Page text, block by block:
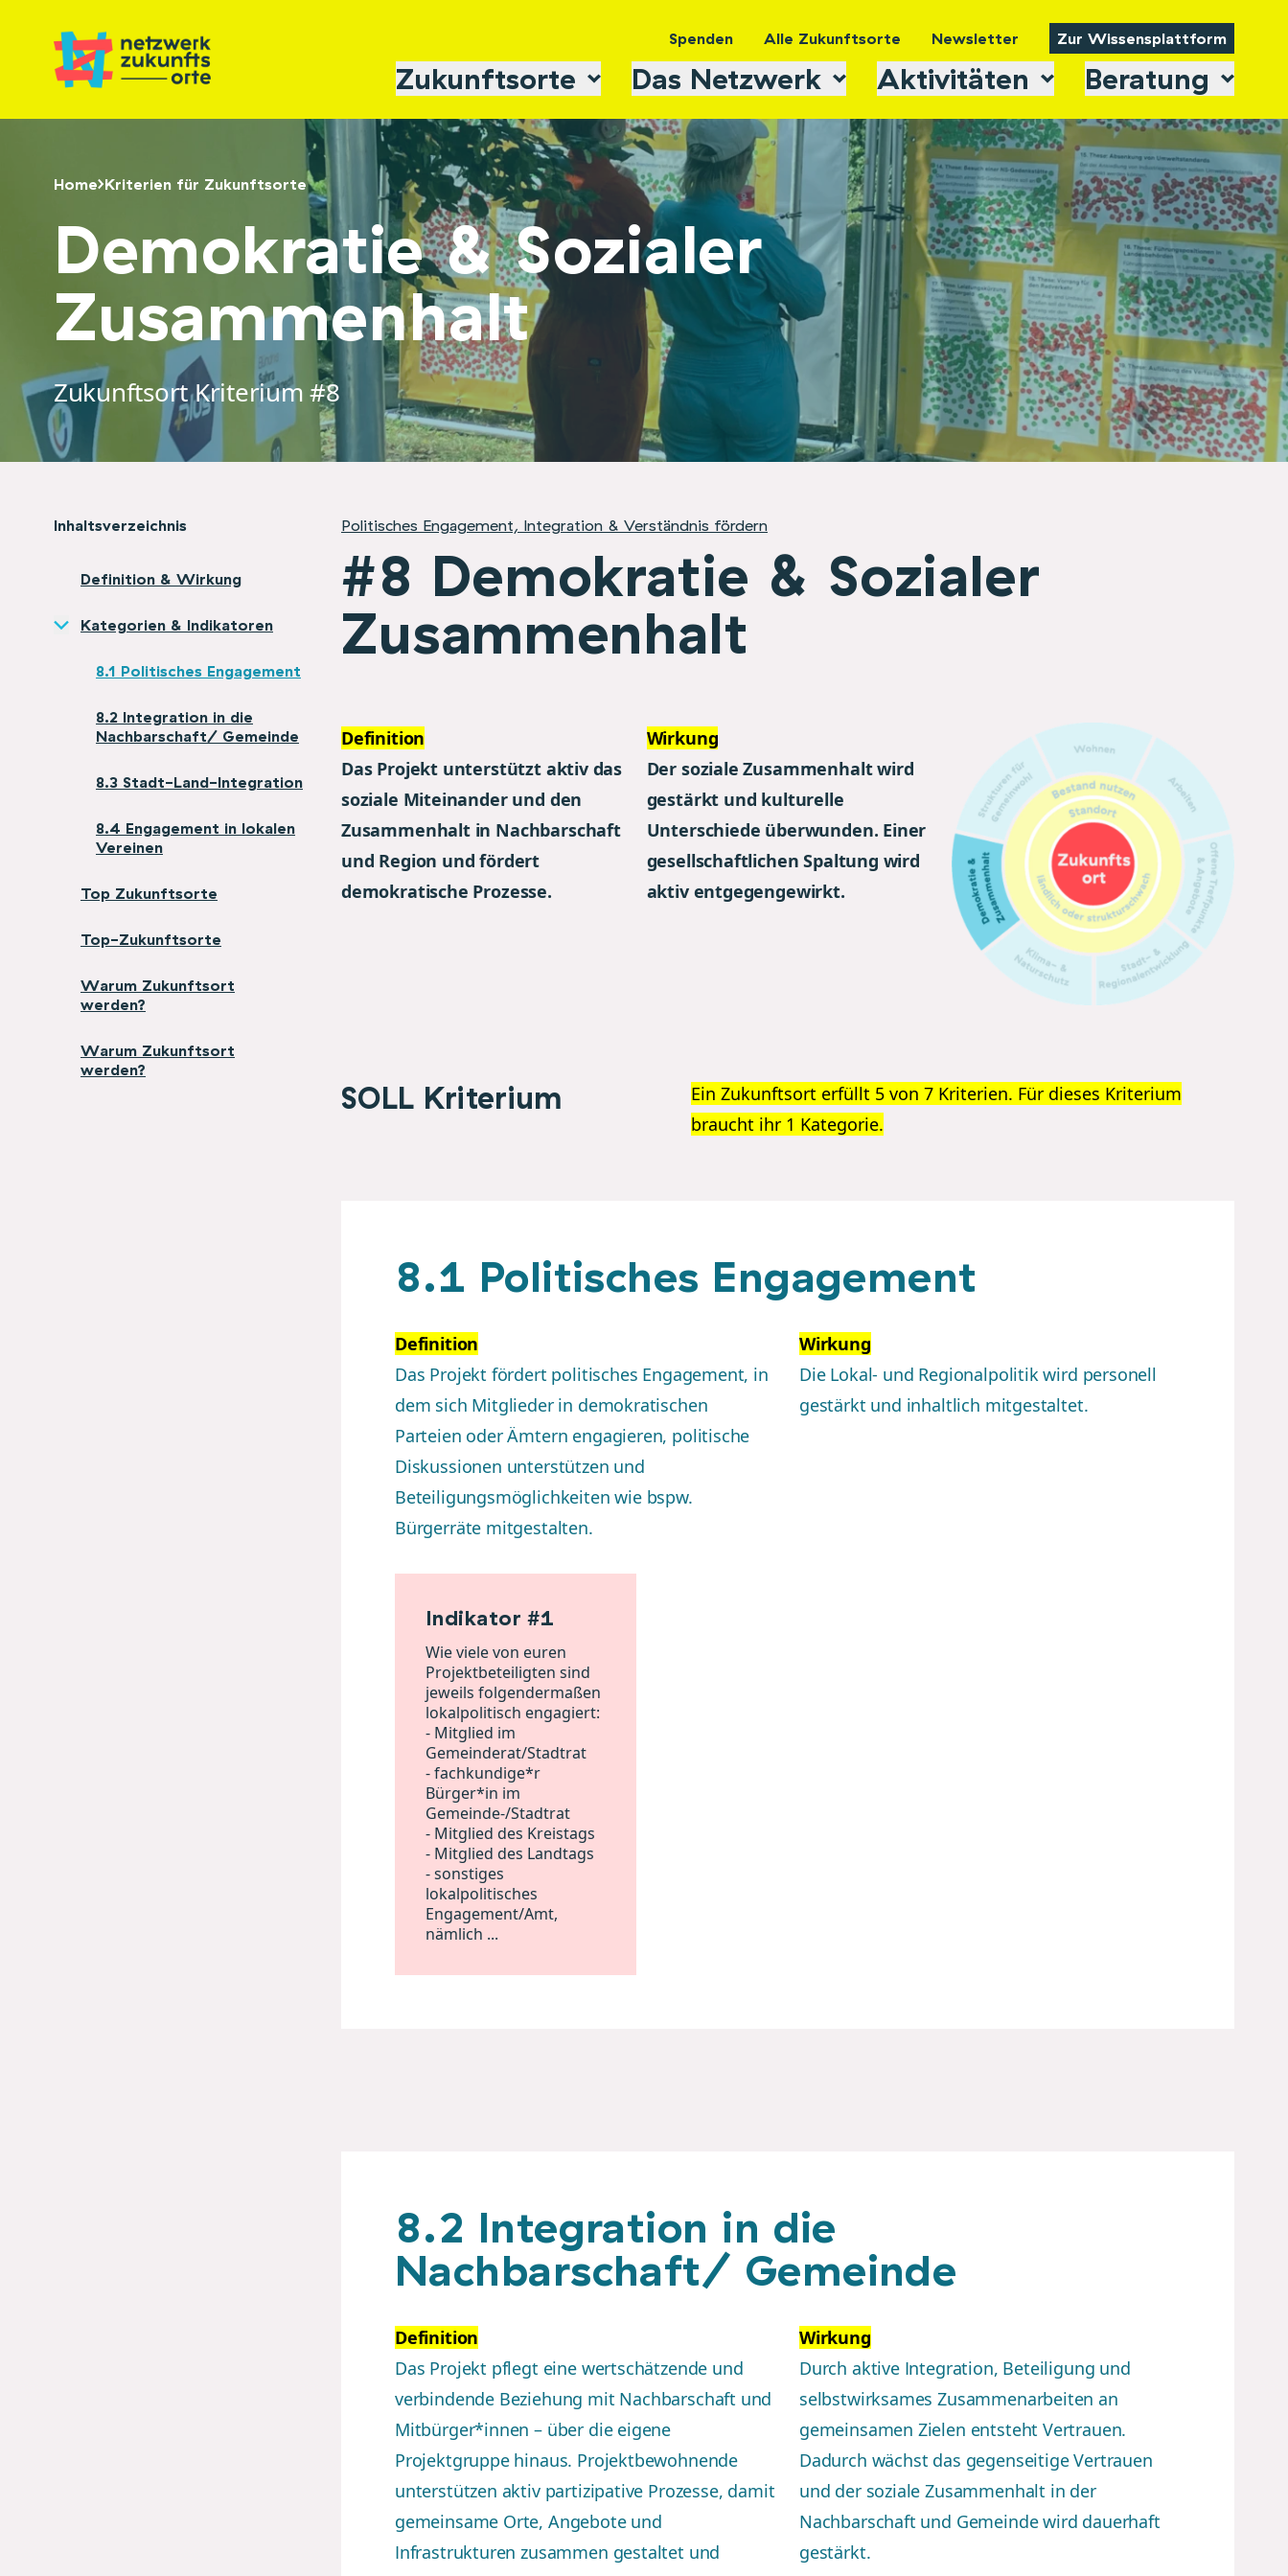
Spenden Alle Zukunftsorte Newsletter Zur Wissensplattform
Zukunftsorte Das Netzwerk Aktivitäten Beratung
Home Kriterien für Zukunftsorte
Demokratie & Sozialer
Zusammenhalt
Zukunftsort Kriterium #8
Inhaltsverzeichnis
Definition & Wirkung
Kategorien & Indikatoren
8.1 Politisches Engagement
8.2 Integration in die
Nachbarschaft/ Gemeinde
8.3 Stadt-Land-Integration
8.4 Engagement in lokalen
Vereinen
Top Zukunftsorte
Top-Zukunftsorte
Warum Zukunftsort
werden?
Warum Zukunftsort
werden?
Politisches Engagement, Integration & Verständnis fördern
#8 Demokratie & Sozialer
Zusammenhalt
Definition
Das Projekt unterstützt aktiv das
soziale Miteinander und den
Zusammenhalt in Nachbarschaft
und Region und fördert
demokratische Prozesse.
Wirkung
Der soziale Zusammenhalt wird
gestärkt und kulturelle
Unterschiede überwunden. Einer
gesellschaftlichen Spaltung wird
aktiv entgegengewirkt.
SOLL Kriterium
Ein Zukunftsort erfüllt 5 von 7 Kriterien. Für dieses Kriterium
braucht ihr 1 Kategorie.
8.1 Politisches Engagement
Definition
Das Projekt fördert politisches Engagement, in
dem sich Mitglieder in demokratischen
Parteien oder Ämtern engagieren, politische
Diskussionen unterstützen und
Beteiligungsmöglichkeiten wie bspw.
Bürgerräte mitgestalten.
Wirkung
Die Lokal- und Regionalpolitik wird personell
gestärkt und inhaltlich mitgestaltet.
Indikator #1
Wie viele von euren
Projektbeteiligten sind
jeweils folgendermaßen
lokalpolitisch engagiert:
- Mitglied im
Gemeinderat/Stadtrat
- fachkundige*r
Bürger*in im
Gemeinde-/Stadtrat
- Mitglied des Kreistags
- Mitglied des Landtags
- sonstiges
lokalpolitisches
Engagement/Amt,
nämlich ...
8.2 Integration in die
Nachbarschaft/ Gemeinde
Definition
Das Projekt pflegt eine wertschätzende und
verbindende Beziehung mit Nachbarschaft und
Mitbürger*innen – über die eigene
Projektgruppe hinaus. Projektbewohnende
unterstützen aktiv partizipative Prozesse, damit
gemeinsame Orte, Angebote und
Infrastrukturen zusammen gestaltet und
Wirkung
Durch aktive Integration, Beteiligung und
selbstwirksames Zusammenarbeiten an
gemeinsamen Zielen entsteht Vertrauen.
Dadurch wächst das gegenseitige Vertrauen
und der soziale Zusammenhalt in der
Nachbarschaft und Gemeinde wird dauerhaft
gestärkt.